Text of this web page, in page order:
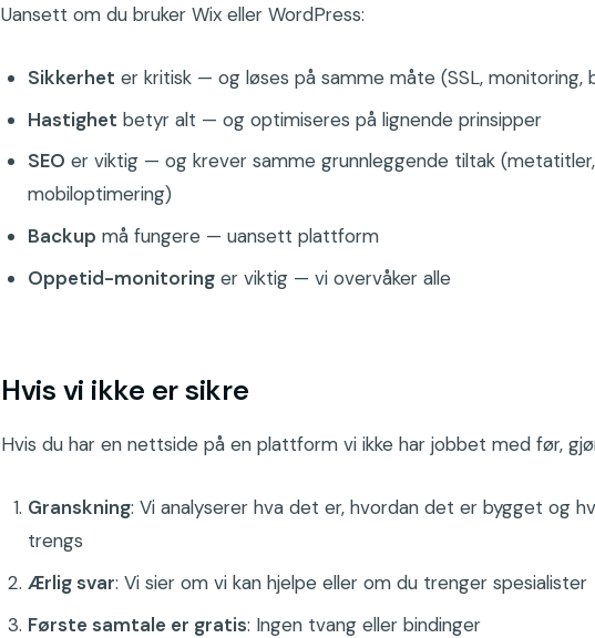
Uansett om du bruker Wix eller WordPress:
Sikkerhet er kritisk — og løses på samme måte (SSL, monitoring,
Hastighet betyr alt — og optimiseres på lignende prinsipper
SEO er viktig — og krever samme grunnleggende tiltak
mobiloptimering)
Backup må fungere — uansett plattform
Oppetid-monitoringer viktig — vi overvåker alle
Hvis vi ikke er sikre
Hvis du har en nettside på en plattform vi ikke har jobbet med før,
Granskning: Vi analyserer hva det er, hvordan det er bygget og
trengs
Ærlig svar: Vi sier om vi kan hjelpe eller om du trenger spesialister
Første samtale er gratis: Ingen tvang eller bindinger